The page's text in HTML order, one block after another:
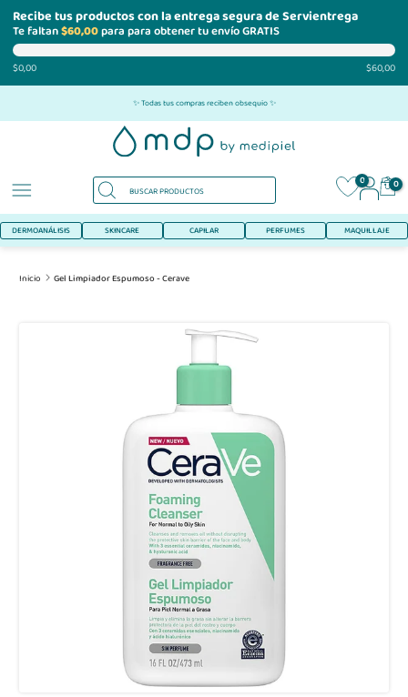
Recibe tus productos con la entrega segura de Servientrega
Te faltan$60,00para para obtener tu envío GRATIS
$0,00 $60,00
al
✨ Todas tus compras reciben obsequio ✨
0 0
DERMOANÁLISIS SKINCARE CAPILAR PERFUMES MAQUILLAJE
Inicio Gel Limpiador Espumoso - Cerave